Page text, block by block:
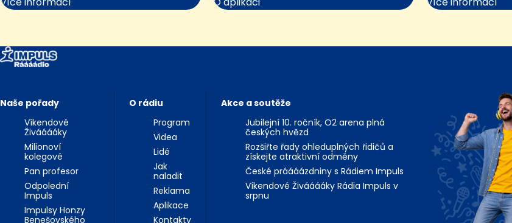
Naše pořady
Víkendové
Živááááky
Milionoví
kolegové
Pan profesor
Odpolední
Impuls
Impulsy Honzy
Benešovského
O rádiu
Program
Videa
Lidé
Jak
naladit
Reklama
Aplikace
Kontakty
Akce a soutěže
Jubilejní 10. ročník, O2 arena plná
českých hvězd
Rozšiřte řady ohleduplných řidičů a
získejte atraktivní odměny
České práááázdniny s Rádiem Impuls
Víkendové Živááááky Rádia Impuls v
srpnu